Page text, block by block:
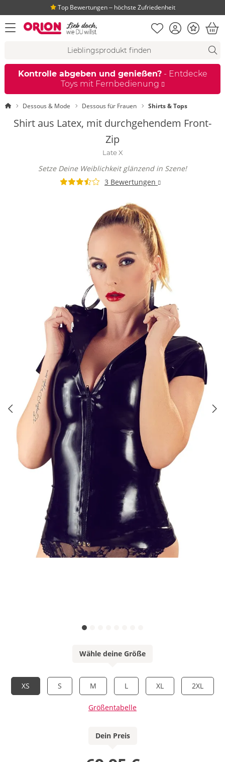
Top Bewertungen ‒ höchste Zufriedenheit
Menü öffnen Merkliste
KontoBonus
Kontrolle abgeben und genießen?- Entdecke
Toys mit Fernbedienung
StartseiteDessous & Mode Dessous für Frauen Shirts & Tops
Shirt aus Latex, mit durchgehendem Front-
Zip
Late X
Setze Deine Weiblichkeit glänzend in Szene!
3 Bewertungen
Wähle deine Größe
XS S M L XL 2XL
Größentabelle
Dein Preis